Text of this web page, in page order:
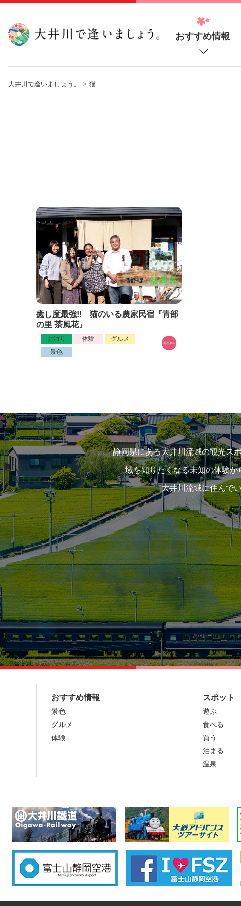
おすすめ情報
大井川で逢いましょう。 猫
癒し度最強!! 猫のいる農家民宿『青部
の里 茶風花』
お泊り 体験
グルメ
景色
静岡県にある大井川流域の観光ス
域を知りたくなる未知の体験
大井川流域に住んで
おすすめ情報
景色
グルメ
体験
スポット
遊ぶ
食べる
買う
泊まる
温泉